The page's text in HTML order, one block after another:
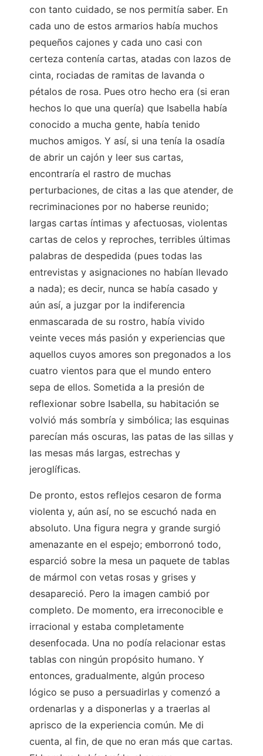
con tanto cuidado, se nos permitía saber. En
cada uno de estos armarios había muchos
pequeños cajones y cada uno casi con
certeza contenía cartas, atadas con lazos de
cinta, rociadas de ramitas de lavanda o
pétalos de rosa. Pues otro hecho era (si eran
hechos lo que una quería) que Isabella había
conocido a mucha gente, había tenido
muchos amigos. Y así, si una tenía la osadía
de abrir un cajón y leer sus cartas,
encontraría el rastro de muchas
perturbaciones, de citas a las que atender, de
recriminaciones por no haberse reunido;
largas cartas íntimas y afectuosas, violentas
cartas de celos y reproches, terribles últimas
palabras de despedida (pues todas las
entrevistas y asignaciones no habían llevado
a nada); es decir, nunca se había casado y
aún así, a juzgar por la indiferencia
enmascarada de su rostro, había vivido
veinte veces más pasión y experiencias que
aquellos cuyos amores son pregonados a los
cuatro vientos para que el mundo entero
sepa de ellos. Sometida a la presión de
reflexionar sobre Isabella, su habitación se
volvió más sombría y simbólica; las esquinas
parecían más oscuras, las patas de las sillas y
las mesas más largas, estrechas y
jeroglíficas.
De pronto, estos reflejos cesaron de forma
violenta y, aún así, no se escuchó nada en
absoluto. Una figura negra y grande surgió
amenazante en el espejo; emborronó todo,
esparció sobre la mesa un paquete de tablas
de mármol con vetas rosas y grises y
desapareció. Pero la imagen cambió por
completo. De momento, era irreconocible e
irracional y estaba completamente
desenfocada. Una no podía relacionar estas
tablas con ningún propósito humano. Y
entonces, gradualmente, algún proceso
lógico se puso a persuadirlas y comenzó a
ordenarlas y a disponerlas y a traerlas al
aprisco de la experiencia común. Me di
cuenta, al fin, de que no eran más que cartas.